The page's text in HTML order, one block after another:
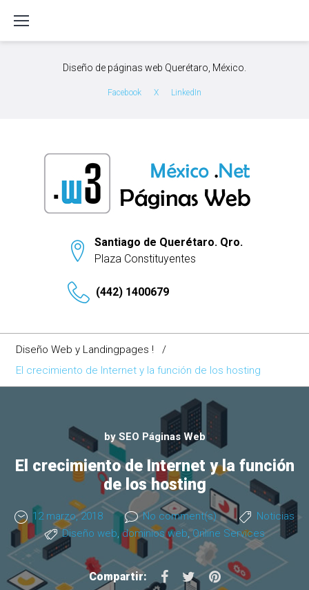
i
Diseño de páginas web Querétaro, México.
Facebook X LinkedIn
Santiago de Querétaro. Qro.
Plaza Constituyentes
(442) 1400679
Diseño Web y Landingpages !
/
El crecimiento de Internet y la función de los hosting
bySEO Páginas Web
El crecimiento de Internet y la función
de los hosting
12 marzo, 2018 No comment(s)
Noticias
Diseño web,dominios web,Online Services
Compartir:
F
T
P